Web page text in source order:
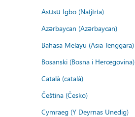
Asụsụ Igbo (Naịjịrịa)
Azərbaycan (Azərbaycan)
Bahasa Melayu (Asia Tenggara)
Bosanski (Bosna i Hercegovina)
Català (català)
Čeština (Česko)
Cymraeg (Y Deyrnas Unedig)